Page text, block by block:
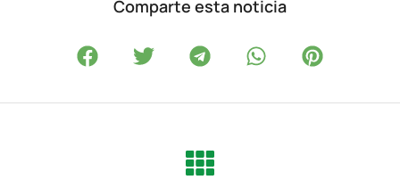
Comparte esta noticia